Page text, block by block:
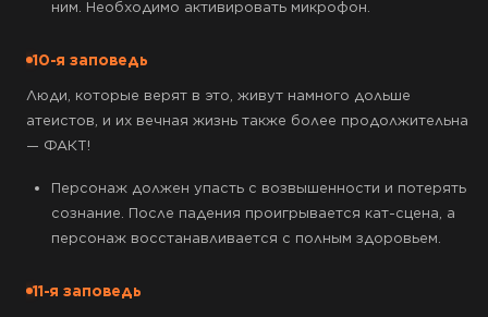
ним. Необходимо активировать микрофон.
10-я заповедь
Люди, которые верят в это, живут намного дольше
атеистов, и их вечная жизнь также более продолжительна
— ФАКТ!
Персонаж должен упасть с возвышенности и потерять
сознание. После падения проигрывается кат-сцена, а
персонаж восстанавливается с полным здоровьем.
11-я заповедь